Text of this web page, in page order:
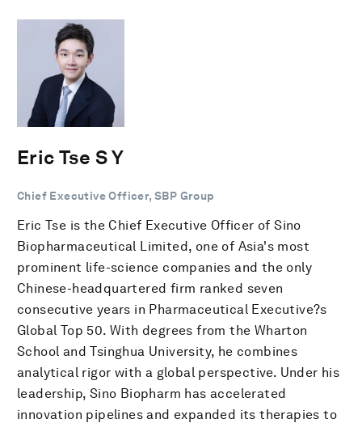
Eric Tse S Y
Chief Executive Officer, SBP Group
Eric Tse is the Chief Executive Officer of Sino
Biopharmaceutical Limited, one of Asia's most
prominent life-science companies and the only
Chinese-headquartered firm ranked seven
consecutive years in Pharmaceutical Executive?s
Global Top 50. With degrees from the Wharton
School and Tsinghua University, he combines
analytical rigor with a global perspective. Under his
leadership, Sino Biopharm has accelerated
innovation pipelines and expanded its therapies to